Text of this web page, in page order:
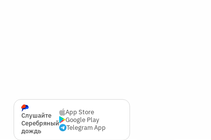
Слушайте
Серебряный
дождь
App Store
Google Play
Telegram App